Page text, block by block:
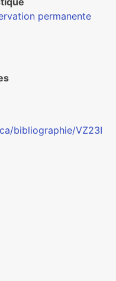
permanente
bibliographie/VZ23I